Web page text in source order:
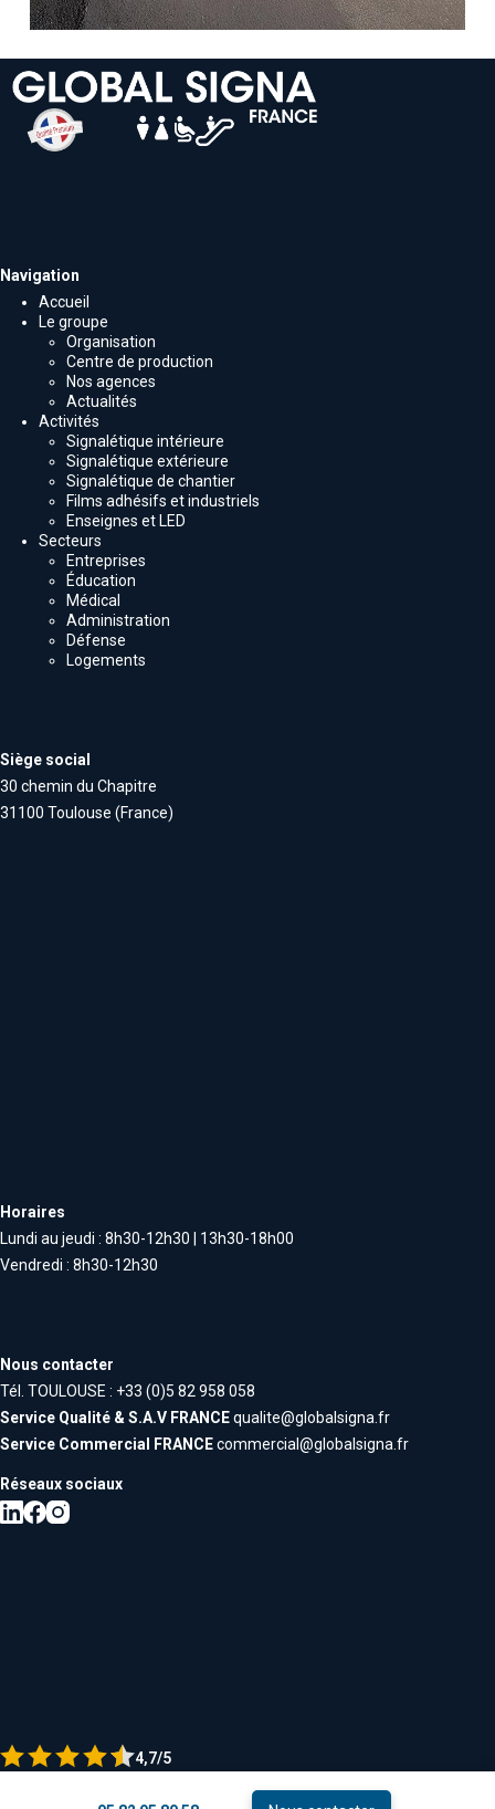
Navigation
Accueil
Le groupe
Organisation
Centre de production
Nos agences
Actualités
Activités
Signalétique intérieure
Signalétique extérieure
Signalétique de chantier
Films adhésifs et industriels
Enseignes et LED
Secteurs
Entreprises
Éducation
Médical
Administration
Défense
Logements
Siège social
30 chemin du Chapitre
31100 Toulouse (France)
Horaires
Lundi au jeudi : 8h30-12h30 | 13h30-18h00
Vendredi : 8h30-12h30
Nous contacter
Tél. TOULOUSE : +33 (0)5 82 958 058
Service Qualité & S.A.V FRANCEqualite@globalsigna.fr
Service Commercial FRANCEcommercial@globalsigna.fr
Réseaux sociaux
4,7/5